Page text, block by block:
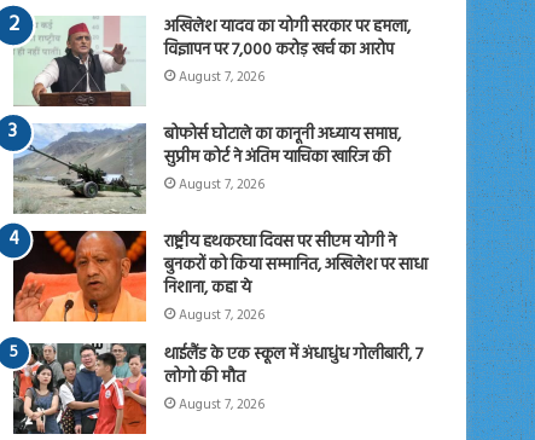
अखिलेश यादव का योगी सरकार पर हमला,
विज्ञापन पर 7,000 करोड़ खर्च का आरोप
August 7, 2026
बोफोर्स घोटाले का कानूनी अध्याय समाप्त,
सुप्रीम कोर्ट ने अंतिम याचिका खारिज की
August 7, 2026
राष्ट्रीय हथकरघा दिवस पर सीएम योगी ने
बुनकरों को किया सम्मानित, अखिलेश पर साधा
निशाना, कहा ये
August 7, 2026
थाईलैंड के एक स्कूल में अंधाधुंध गोलीबारी, 7
लोगो की मौत
August 7, 2026